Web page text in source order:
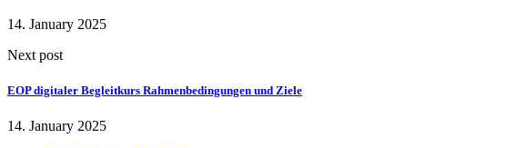
14. January 2025
Next post
EOP digitaler Begleitkurs Rahmenbedingungen und Ziele
14. January 2025